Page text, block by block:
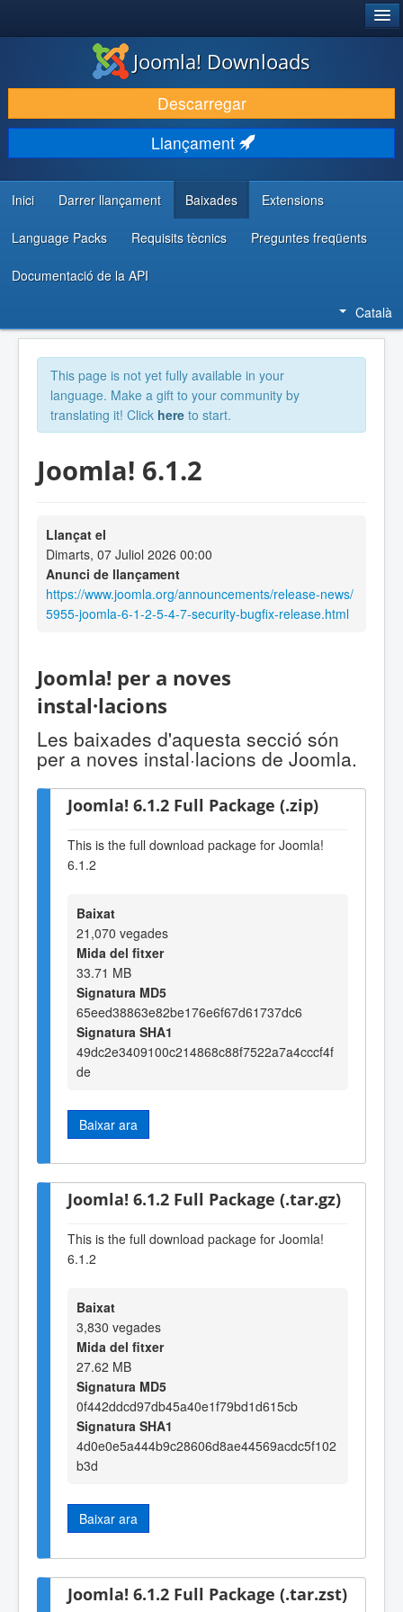
DESCARREGA & AMPLIA
DESCOBRIR & APRENDRE
COMUNITAT & SUPORT
RECURSOS PER DESENVOLUPADORS/ES
Joomla! Downloads
Descarregar
Llançament
Inici Darrer llançament Baixades Extensions
Language Packs Requisits tècnics Preguntes freqüents
Documentació de la API
Català
This page is not yet fully available in your
language. Make a gift to your community by
translating it! Click here to start.
Joomla! 6.1.2
Llançat el
Dimarts, 07 Juliol 2026 00:00
Anunci de llançament
https://www.joomla.org/announcements/release-news/
5955-joomla-6-1-2-5-4-7-security-bugfix-release.html
Joomla! per a noves
instal·lacions
Les baixades d'aquesta secció són
per a noves instal·lacions de Joomla.
Joomla! 6.1.2 Full Package (.zip)
This is the full download package for Joomla!
6.1.2
Baixat
21,070 vegades
Mida del fitxer
33.71 MB
Signatura MD5
65eed38863e82be176e6f67d61737dc6
Signatura SHA1
49dc2e3409100c214868c88f7522a7a4cccf4f
de
Baixar ara
Joomla! 6.1.2 Full Package (.tar.gz)
This is the full download package for Joomla!
6.1.2
Baixat
3,830 vegades
Mida del fitxer
27.62 MB
Signatura MD5
0f442ddcd97db45a40e1f79bd1d615cb
Signatura SHA1
4d0e0e5a444b9c28606d8ae44569acdc5f102
b3d
Baixar ara
Joomla! 6.1.2 Full Package (.tar.zst)